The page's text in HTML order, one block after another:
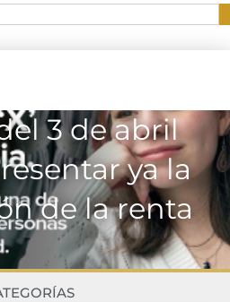
3 de abril
ya la
de la renta